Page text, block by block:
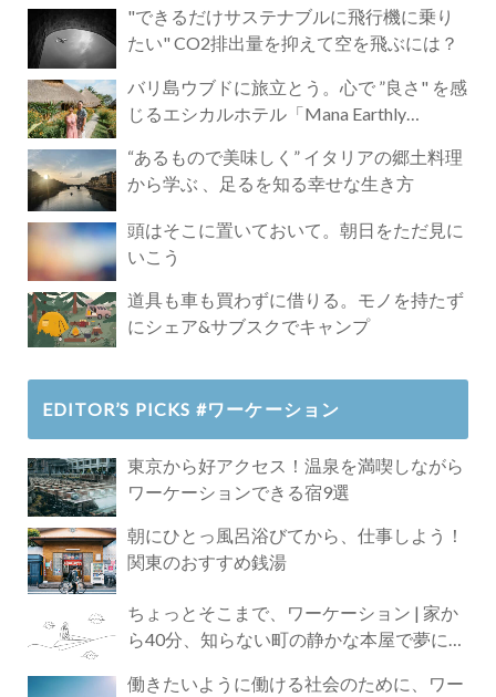
"できるだけサステナブルに飛行機に乗り
たい" CO2排出量を抑えて空を飛ぶには？
バリ島ウブドに旅立とう。心で ”良さ" を感
じるエシカルホテル「Mana Earthly
“あるもので美味しく” イタリアの郷土料理
から学ぶ 、足るを知る幸せな生き方
頭はそこに置いておいて。朝日をただ見に
いこう
道具も車も買わずに借りる。モノを持たず
にシェア&サブスクでキャンプ
EDITOR’S PICKS #ワーケーション
東京から好アクセス！温泉を満喫しながら
ワーケーションできる宿9選
朝にひとっ風呂浴びてから、仕事しよう！
関東のおすすめ銭湯
ちょっとそこまで、ワーケーション | 家か
ら40分、知らない町の静かな本屋で夢に近
働きたいように働ける社会のために、ワー